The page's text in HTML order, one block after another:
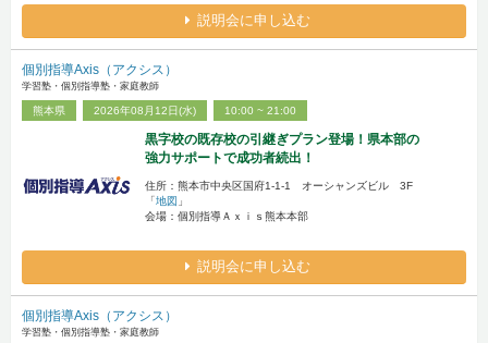
説明会に申し込む
個別指導Axis（アクシス）
学習塾・個別指導塾・家庭教師
熊本県 2026年08月12日(水) 10:00 ~ 21:00
黒字校の既存校の引継ぎプラン登場！県本部の
強力サポートで成功者続出！
住所：熊本市中央区国府1-1-1 オーシャンズビル 3F
「地図 」
会場：個別指導Ａｘｉｓ熊本本部
説明会に申し込む
個別指導Axis（アクシス）
学習塾・個別指導塾・家庭教師